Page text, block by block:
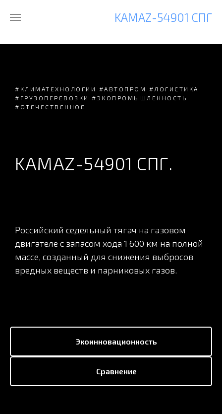
KAMAZ-54901 СПГ
#КЛИМАТЕХНОЛОГИИ #АВТОПРОМ #ЛОГИСТИКА
#ГРУЗОПЕРЕВОЗКИ #ЭКОПРОМЫШЛЕННОСТЬ
#ОТЕЧЕСТВЕННОЕ
KAMAZ-54901 СПГ.
Российский седельный тягач на газовом
двигателе с запасом хода 1 600 км на полной
массе, созданный для снижения выбросов
вредных веществ и парниковых газов.
Экоинновационность
Сравнение